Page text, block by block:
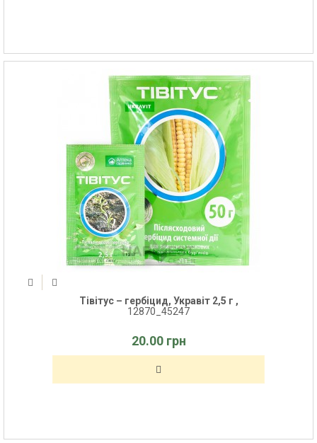
Тівітус – гербіцид, Укравіт 2,5 г ,
12870_45247
20.00 грн